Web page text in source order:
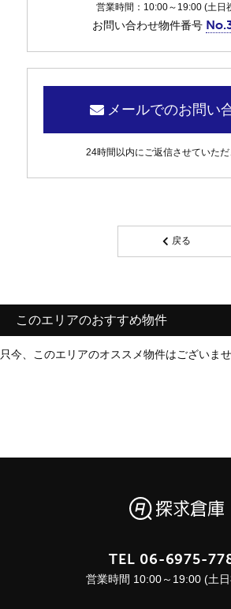
営業時間：10:00～19:00 (土日
お問い合わせ物件番号
メールでのお問い
24時間以内にご返信させていただ
戻る
このエリアのおすすめ物件
只今、このエリアのオススメ物件はございませ
TEL 06-6975-
営業時間 10:00～19:00 (土